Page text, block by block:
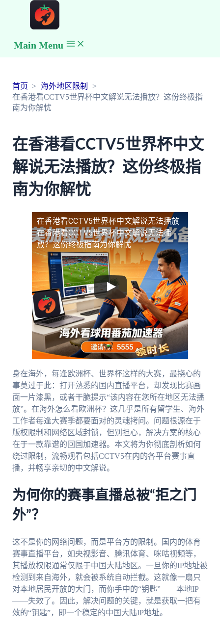
Main Menu
首页
海外地区限制
在香港看CCTV5世界杯中文解说无法播放？这份终极指
南为你解忧
在香港看CCTV5世界杯中文
解说无法播放？这份终极指
南为你解忧
在香港看CCTV5世界杯中文解说无法播放
在香港看CCTV5世界杯中文解说无法播
放？这份终极指南为你解忧
身在海外，每逢欧洲杯、世界杯这样的大赛，最挠心的
事莫过于此：打开熟悉的国内直播平台，却发现比赛画
面一片漆黑，或者干脆提示“该内容在您所在地区无法播
放”。在海外怎么看欧洲杯？这几乎是所有留学生、海外
工作者每逢大赛季都要面对的灵魂拷问。问题根源在于
版权限制和网络区域封锁，但别担心，解决方案的核心
在于一款靠谱的回国加速器。本文将为你彻底剖析如何
绕过限制，流畅观看包括CCTV5在内的各平台赛事直
播，并畅享亲切的中文解说。
为何你的赛事直播总被“拒之门
外”？
这不是你的网络问题，而是平台方的限制。国内的体育
赛事直播平台，如央视影音、腾讯体育、咪咕视频等，
其播放权限通常仅限于中国大陆地区。一旦你的IP地址被
检测到来自海外，就会被系统自动拦截。这就像一扇只
对本地居民开放的大门，而你手中的“钥匙”——本地IP
——失效了。因此，解决问题的关键，就是获取一把有
效的“钥匙”，即一个稳定的中国大陆IP地址。